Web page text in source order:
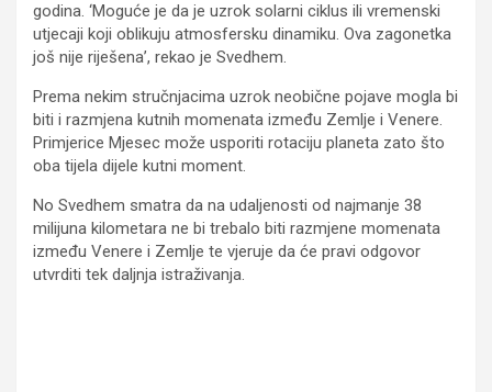
godina. ‘Moguće je da je uzrok solarni ciklus ili vremenski
utjecaji koji oblikuju atmosfersku dinamiku. Ova zagonetka
još nije riješena’, rekao je Svedhem.
Prema nekim stručnjacima uzrok neobične pojave mogla bi
biti i razmjena kutnih momenata između Zemlje i Venere.
Primjerice Mjesec može usporiti rotaciju planeta zato što
oba tijela dijele kutni moment.
No Svedhem smatra da na udaljenosti od najmanje 38
milijuna kilometara ne bi trebalo biti razmjene momenata
između Venere i Zemlje te vjeruje da će pravi odgovor
utvrditi tek daljnja istraživanja.